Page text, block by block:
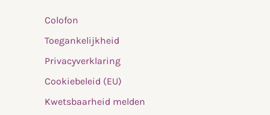
Colofon
Toegankelijkheid
Privacyverklaring
Cookiebeleid (EU)
Kwetsbaarheid melden